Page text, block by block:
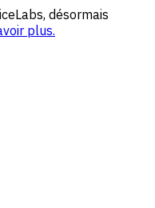
désormais
plus.